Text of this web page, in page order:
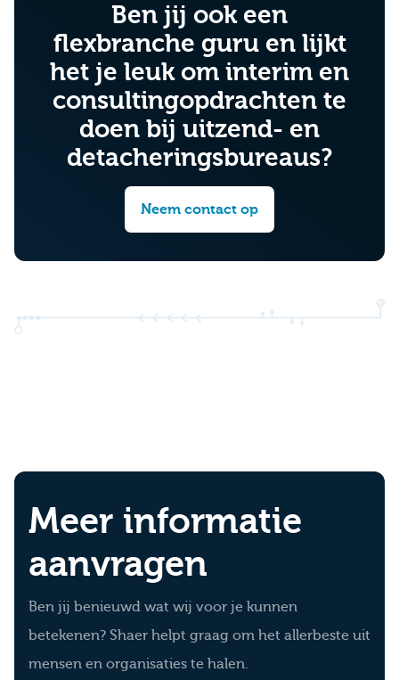
Ben jij ook een
flexbranche guru en lijkt
het je leuk om interim en
consultingopdrachten te
doen bij uitzend- en
detacheringsbureaus?
Neem contact op
Meer informatie
aanvragen
Ben jij benieuwd wat wij voor je kunnen
betekenen? Shaer helpt graag om het allerbeste uit
mensen en organisaties te halen.